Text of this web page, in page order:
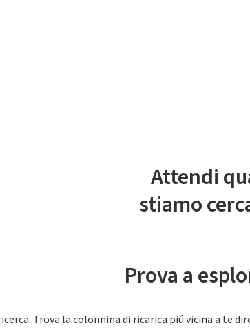
Attendi
stiamo
Prova a
Trova la colonnina di ricarica piú vicina a te